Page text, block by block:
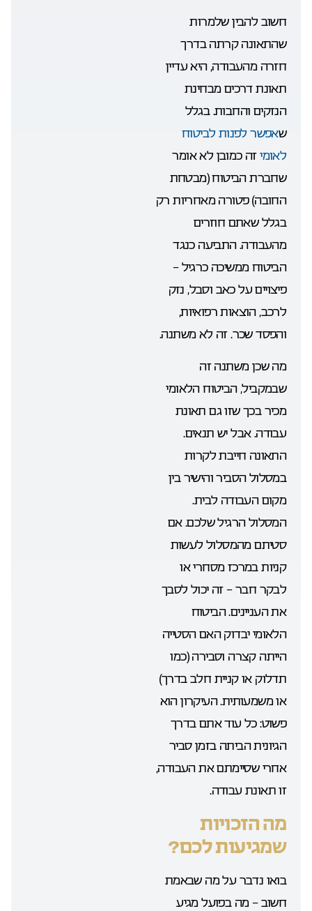
חשוב להבין שלמרות
שהתאונה קרתה בדרך
חזרה מהעבודה, היא עדיין
תאונת דרכים מבחינת
הנזקים והחבות. בגלל
שאפשר לפנות לביטוח
לאומיזה כמובן לא אומר
שחברת הביטוח (מבטחת
החובה) פטורה מאחריות רק
בגלל שאתם חוזרים
מהעבודה. התביעה כנגד
הביטוח ממשיכה כרגיל –
פיצויים על כאב וסבל, נזק
לרכב, הוצאות רפואיות,
והפסד שכר. זה לא משתנה.
מה שכן משתנה זה
שבמקביל, הביטוח הלאומי
מכיר בכך שזו גם תאונת
עבודה. אבל יש תנאים.
התאונה חייבת לקרות
במסלול הסביר והישיר בין
מקום העבודה לבית.
המסלול הרגיל שלכם. אם
סטיתם מהמסלול לעשות
קניות במרכז מסחרי או
לבקר חבר – זה יכול לסבך
את העניינים. הביטוח
הלאומי יבדוק האם הסטייה
הייתה קצרה וסבירה (כמו
תדלוק או קניית חלב בדרך)
או משמעותית. העיקרון הוא
פשוט: כל עוד אתם בדרך
הגיונית הביתה בזמן סביר
אחרי שסיימתם את העבודה,
זו תאונת עבודה.
מה הזכויות
שמגיעות לכם?
בואו נדבר על מה שבאמת
חשוב – מה בפועל מגיע